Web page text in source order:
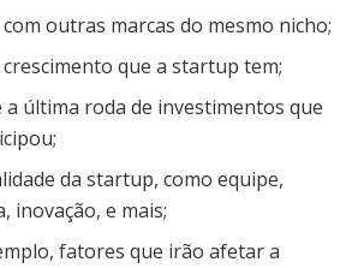
outras marcas do mesmo nicho;
que a startup tem;
última roda de investimentos que
da startup, como equipe,
inovação, e mais;
fatores que irão afetar a